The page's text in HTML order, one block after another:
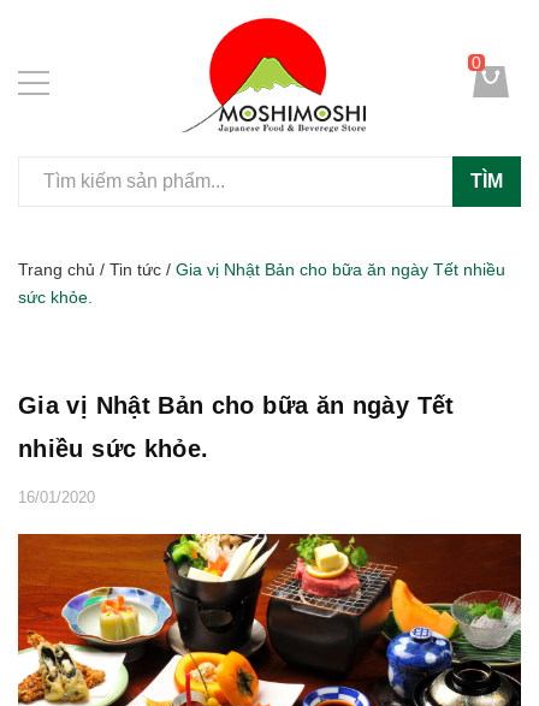
TÌM
0
Trang chủ / Tin tức / Gia vị Nhật Bản cho bữa ăn ngày Tết nhiều
sức khỏe.
Gia vị Nhật Bản cho bữa ăn ngày Tết
nhiều sức khỏe.
16/01/2020